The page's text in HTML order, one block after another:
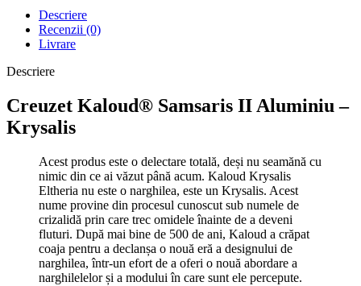
Descriere
Recenzii (0)
Livrare
Descriere
Creuzet Kaloud® Samsaris II Aluminiu –
Krysalis
Acest produs este o delectare totală, deși nu seamănă cu
nimic din ce ai văzut până acum. Kaloud Krysalis
Eltheria nu este o narghilea, este un Krysalis. Acest
nume provine din procesul cunoscut sub numele de
crizalidă prin care trec omidele înainte de a deveni
fluturi. După mai bine de 500 de ani, Kaloud a crăpat
coaja pentru a declanșa o nouă eră a designului de
narghilea, într-un efort de a oferi o nouă abordare a
narghilelelor și a modului în care sunt ele percepute.